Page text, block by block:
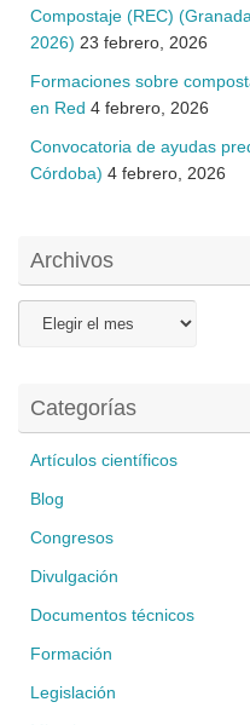
Compostaje (REC)
2026) 23 febrero, 2026
Formaciones sobre
en Red 4 febrero, 2026
Convocatoria de ayudas
Córdoba) 4 febrero, 2026
Archivos
Categorías
Artículos científicos
Blog
Congresos
Divulgación
Documentos técnicos
Formación
Legislación